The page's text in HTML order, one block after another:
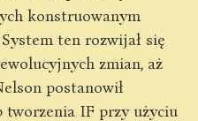
konstruowanym
ten rozwijał się
zmian, aż
postanowił
tworzenia IF przy użyciu